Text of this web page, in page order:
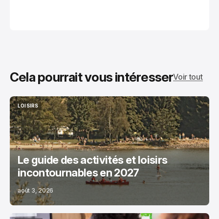
Cela pourrait vous intéresserVoir tout
LOISIRS
LOISIRS
Le guide des activités et loisirs
incontournables en 2027
août 3, 2026